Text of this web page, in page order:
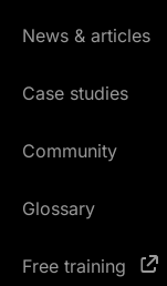
News & articles
Case studies
Community
Glossary
Free training